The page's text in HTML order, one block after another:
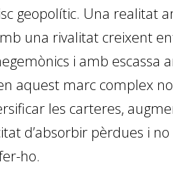
geopolític. Una realitat
una rivalitat creixent
i amb escassa
aquest marc complex
les carteres,
d’absorbir pèrdues i
ho.